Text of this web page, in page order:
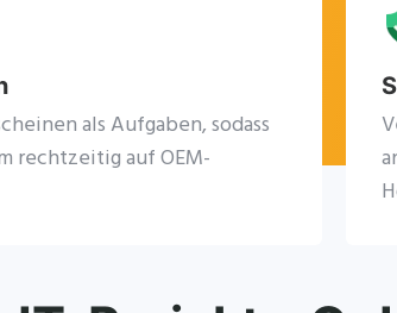
als Aufgaben, sodass
rechtzeitig auf OEM-